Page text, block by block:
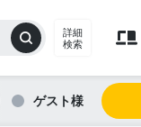
詳細
検索
ゲスト